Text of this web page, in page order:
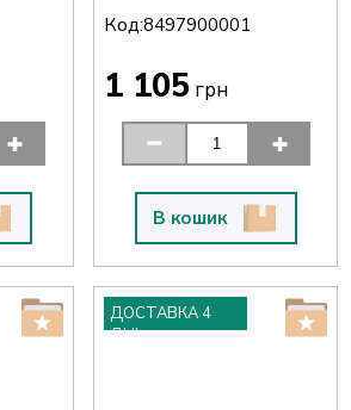
Код:8497900001
1 105 грн
В кошик
ДОСТАВКА 4
ДНІ